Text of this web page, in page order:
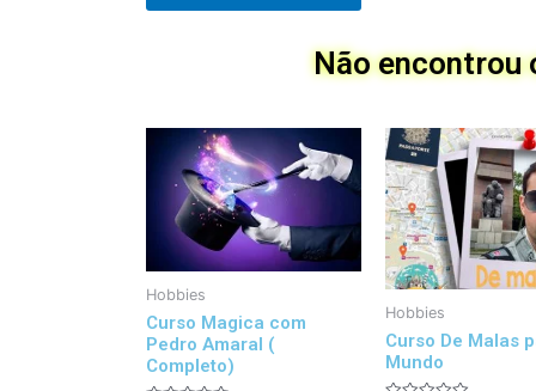
Não encontrou
Hobbies
Curso Magica com
Pedro Amaral (
Completo)
Hobbies
Curso De Malas
Mundo